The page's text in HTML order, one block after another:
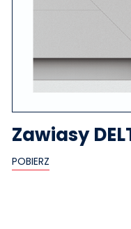
Zawiasy
POBIERZ